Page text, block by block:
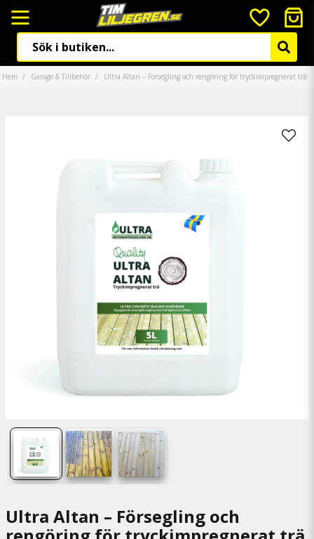
Hem Garage & Tillbehör Ultra Altan – Försegling och rengöring för tryckimpregnerat trä
Ultra Altan – Försegling och